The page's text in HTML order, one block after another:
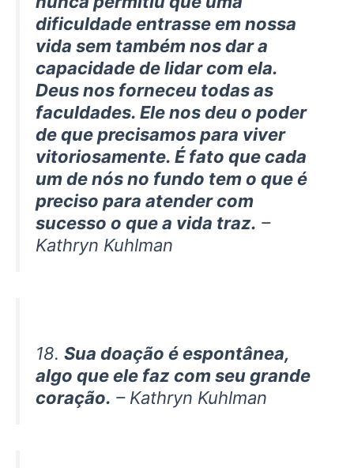
dificuldade entrasse em nossa
vida sem também nos dar a
capacidade de lidar com ela.
Deus nos forneceu todas as
faculdades. Ele nos deu o poder
de que precisamos para viver
vitoriosamente. É fato que cada
um de nós no fundo tem o que é
preciso para atender com
sucesso o que a vida traz. –
Kathryn Kuhlman
18. Sua doação é espontânea,
algo que ele faz com seu grande
coração. – Kathryn Kuhlman